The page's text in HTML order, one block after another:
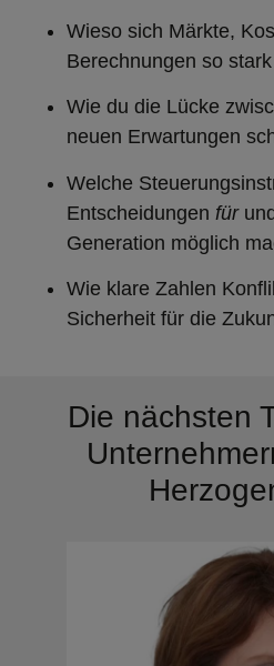
Wieso sich Märkte,
Berechnungen so
Wie du die Lücke
neuen Erwartungen
Welche
Entscheidungen für
Generation möglich
Wie klare Zahlen
Sicherheit für die
Die nächsten